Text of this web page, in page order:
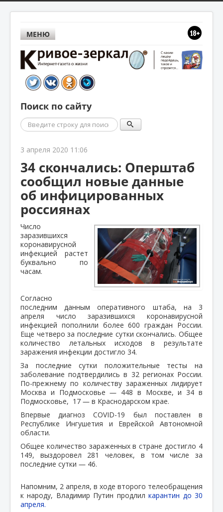
МЕНЮ
Поиск по сайту
Поиск
3 апреля 2020 11:06
34 скончались: Оперштаб
сообщил новые данные
об инфицированных
россиянах
Число
заразившихся
коронавирусной
инфекцией растет
буквально по
часам.
Согласно
последним данным оперативного штаба, на 3
апреля число заразившихся коронавирусной
инфекцией пополнили более 600 граждан России.
Еще четверо за последние сутки скончались. Общее
количество летальных исходов в результате
заражения инфекции достигло 34.
За последние сутки положительные тесты на
заболевание подтвердились в 32 регионах России.
По-прежнему по количеству зараженных лидирует
Москва и Подмосковье ― 448 в Москве, и 34 в
Подмосковье, 17 ― в Краснодарском крае.
Впервые диагноз COVID-19 был поставлен в
Республике Ингушетия и Еврейской Автономной
области.
Общее количество зараженных в стране достигло 4
149, выздоровел 281 человек, в том числе за
последние сутки ― 46.
Напомним, 2 апреля, в ходе второго телеобращения
к народу, Владимир Путин продлилкарантин до 30
апреля.